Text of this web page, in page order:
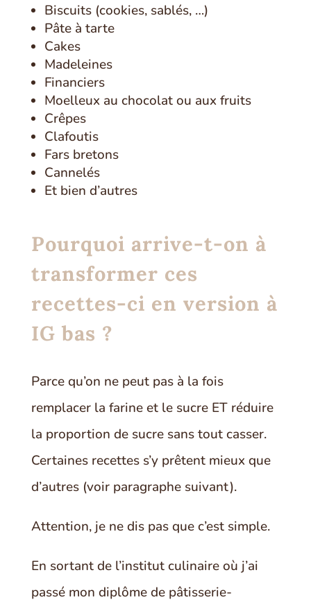
Biscuits (cookies, sablés, …)
Pâte à tarte
Cakes
Madeleines
Financiers
Moelleux au chocolat ou aux fruits
Crêpes
Clafoutis
Fars bretons
Cannelés
Et bien d’autres
Pourquoi arrive-t-on à
transformer ces
recettes-ci en version à
IG bas ?
Parce qu’on ne peut pas à la fois
remplacer la farine et le sucre ET réduire
la proportion de sucre sans tout casser.
Certaines recettes s’y prêtent mieux que
d’autres (voir paragraphe suivant).
Attention, je ne dis pas que c’est simple.
En sortant de l’institut culinaire où j’ai
passé mon diplôme de pâtisserie-